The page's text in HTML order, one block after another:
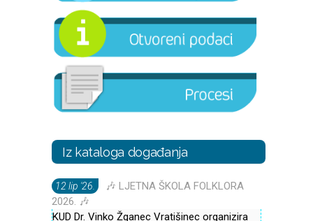
Iz kataloga događanja
12 lip '26.
🎶 LJETNA ŠKOLA FOLKLORA
2026. 🎶
KUD Dr. Vinko Žganec Vratišinec organizira